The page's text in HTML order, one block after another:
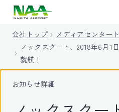
会社トップ メディアセンター
ノックスクート、2018年6月
就航！
お知らせ詳細